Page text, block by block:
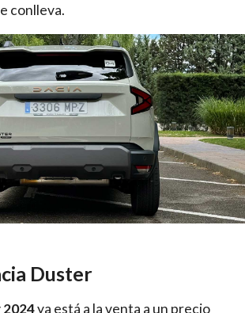
conlleva.
Duster
2024ya está a la venta a un precio